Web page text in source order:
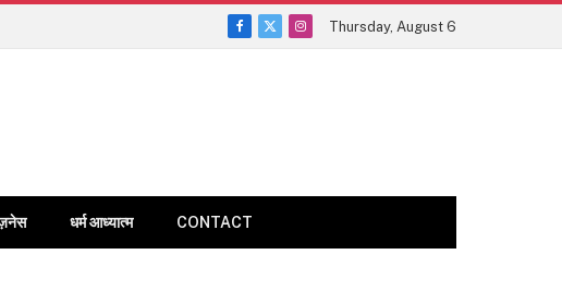
Facebook
X
Instagram
Thursday, August 6
धर्म आध्यात्म CONTACT